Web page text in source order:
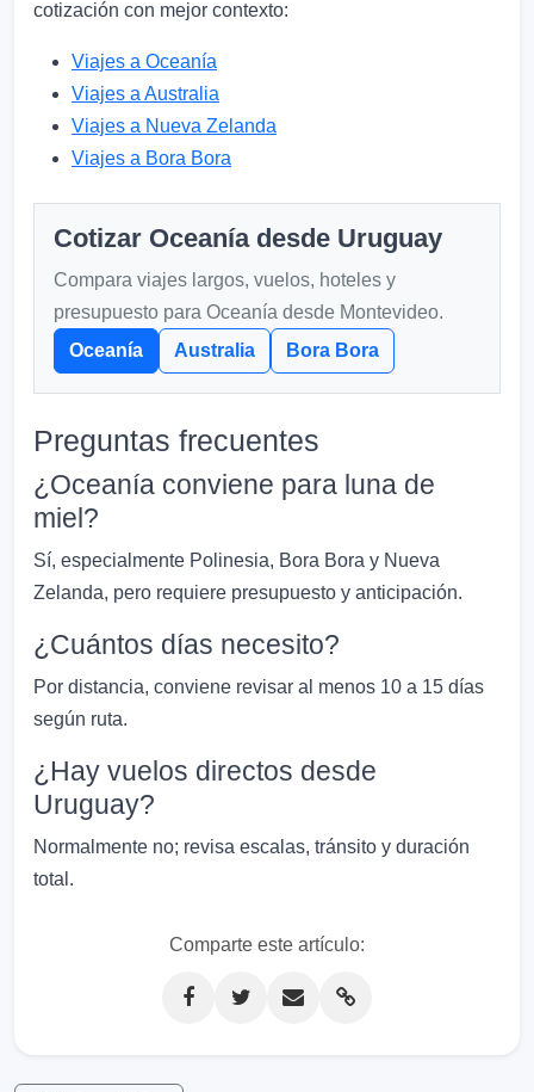
cotización con mejor contexto:
Viajes a Oceanía
Viajes a Australia
Viajes a Nueva Zelanda
Viajes a Bora Bora
Cotizar Oceanía desde Uruguay
Compara viajes largos, vuelos, hoteles y
presupuesto para Oceanía desde Montevideo.
Oceanía
Australia Bora Bora
Preguntas frecuentes
¿Oceanía conviene para luna de
miel?
Sí, especialmente Polinesia, Bora Bora y Nueva
Zelanda, pero requiere presupuesto y anticipación.
¿Cuántos días necesito?
Por distancia, conviene revisar al menos 10 a 15 días
según ruta.
¿Hay vuelos directos desde
Uruguay?
Normalmente no; revisa escalas, tránsito y duración
total.
Comparte este artículo: